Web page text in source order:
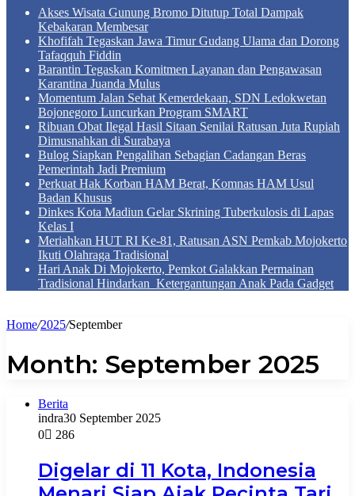
Akses Wisata Gunung Bromo Ditutup Total Dampak
Kebakaran Membesar
Khofifah Tegaskan Jawa Timur Gudang Ulama dan Dorong
Tafaqquh Fiddin
Barantin Tegaskan Komitmen Layanan dan Pengawasan
Karantina Juanda Mulus
Momentum Jalan Sehat Kemerdekaan, SDN Ledokwetan
Bojonegoro Luncurkan Program SMART
Ribuan Obat Ilegal Hasil Sitaan Senilai Ratusan Juta Rupiah
Dimusnahkan di Surabaya
Bulog Siapkan Pengalihan Sebagian Cadangan Beras
Pemerintah Jadi Premium
Perkuat Hak Korban HAM Berat, Komnas HAM Usul
Badan Khusus
Dinkes Kota Madiun Gelar Skrining Tuberkulosis di Lapas
Kelas I
Meriahkan HUT RI Ke-81, Ratusan ASN Pemkab Mojokerto
Ikuti Olahraga Tradisional
Hari Anak Di Mojokerto, Pemkot Galakkan Permainan
Tradisional Hindarkan Ketergantungan Anak Pada Gadget
Home/2025/September
Month: September 2025
Berita
indra30 September 2025
0
286
Digelar di 11 Kota, Indonesia